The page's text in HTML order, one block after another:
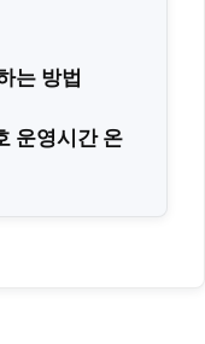
는 방법
운영시간 온